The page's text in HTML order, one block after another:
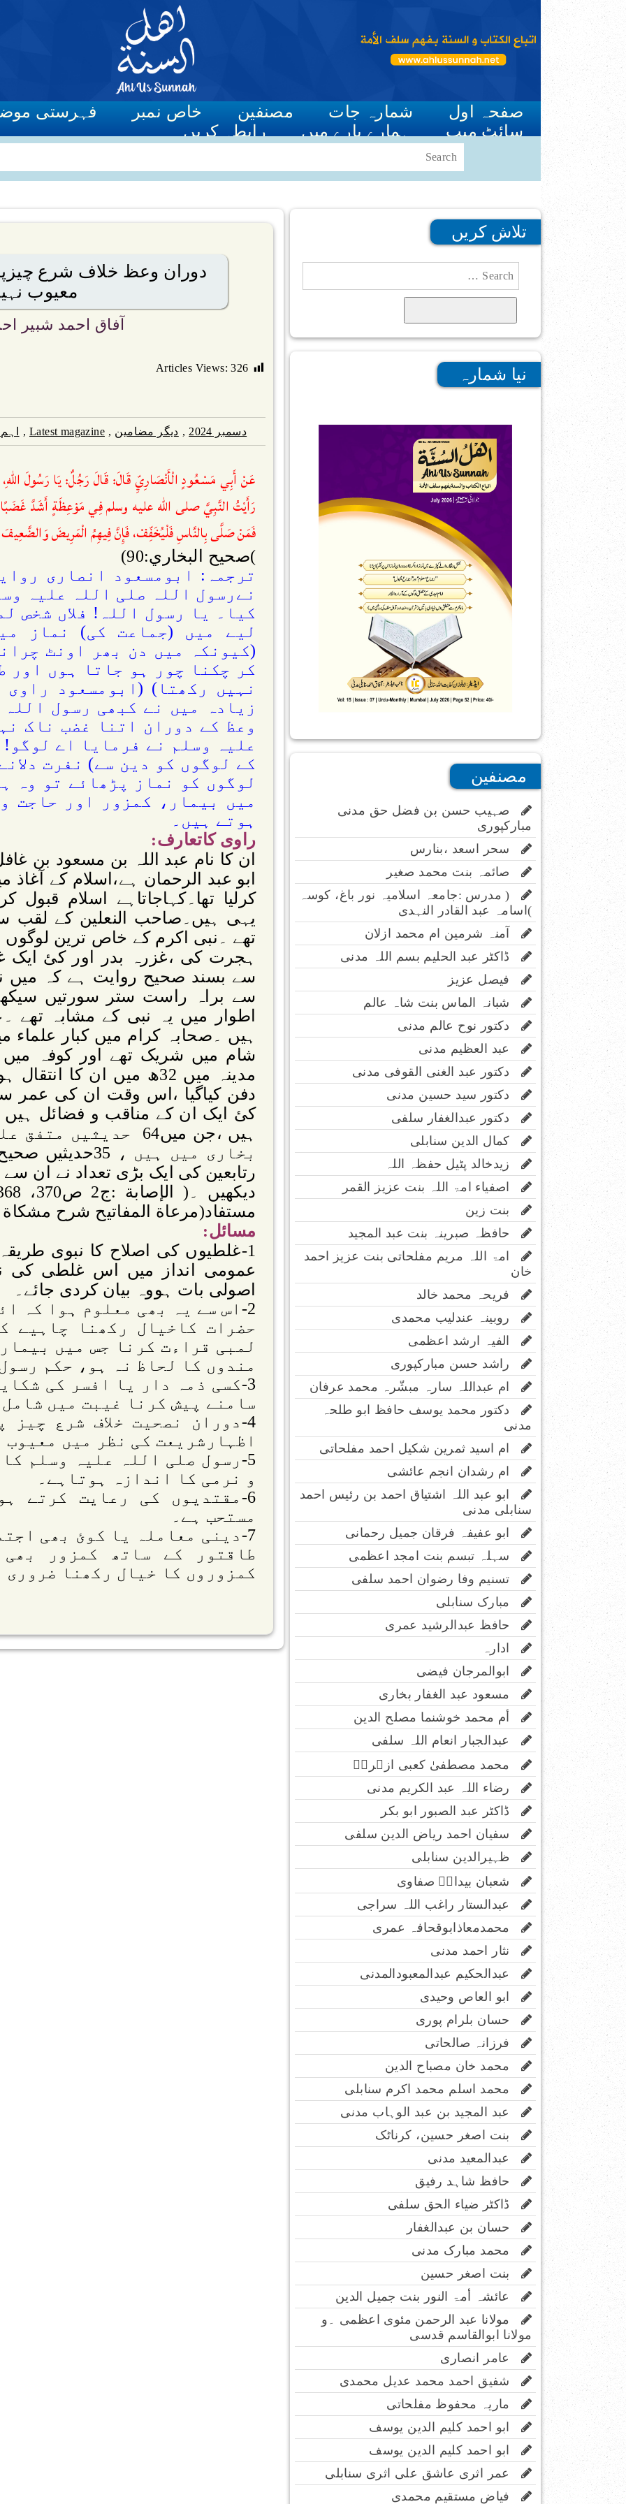
صفحہ اول شمارہ جات مصنفین خاص نمبر
فہرستی
سائٹ میپ
ہمارے بارے میں رابطہ کریں
دوران وعظ خلاف شرع
معیوب
آفاق احمد شبیر
دسمبر 2024 , دیگر مضامین ,
Latest magazine
,
عَنْ أَبِي مَسْعُودٍ الْأَنْصَارِيِّ قَالَ: قَالَ رَجُلٌ: يَا رَسُولَ اللهِ،
رَأَيْتُ النَّبِيَّ صلى الله عليه وسلم فِي مَوْعِظَةٍ أَشَدَّ غَضَبًا
فَمَنْ صَلَّى بِالنَّاسِ فَلْيُخَفِّفْ، فَإِنَّ فِيهِمُ الْمَرِيضَ
)صحيح البخاري:90)
ترجمہ: ابومسعود انصاری
نےرسول اللہ صلی اللہ علیہ
کیا۔ یا رسول اللہ! فلاں شخص
لیے میں (جماعت کی) نماز
(کیونکہ میں دن بھر اونٹ
کر چکنا چور ہو جاتا ہوں اور
نہیں رکھتا) (ابومسعود
زیادہ میں نے کبھی رسول
وعظ کے دوران اتنا غضب ناک
علیہ وسلم نے فرمایا اے
کے لوگوں کو دین سے) نفرت
لوگوں کو نماز پڑھائے تو وہ
میں بیمار، کمزور اور حاجت
ہوتے ہیں۔
راوی کاتعارف:
ان کا نام عبد اللہ بن مسعود بن
ابو عبد الرحمان ہے،اسلام کے
کرلیا تھا۔کہاجاتاہے اسلام قبول
یہی ہیں۔صاحب النعلین کے لقب
تھے ۔نبی اکرم کے خاص ترین لوگوں
ہجرت کی ،غزرہ بدر اور کئ
سے بسند صحیح روایت ہے کہ میں
سے براہ راست ستر سورتیں
اطوار میں یہ نبی کے مشابہ
ہیں ۔صحابہ کرام میں کبار علماء
شام میں شریک تھے اور کوفہ
مدینہ میں 32ھ میں ان کا
دفن کیاگیا ،اس وقت ان کی عمر
بخاری میں ہیں ،
رتابعین کی ایک بڑی تعداد نے ان
مستفاد(مرعاة المفاتيح شرح مشكاة
مسائل:
1-غلطیوں کی اصلاح کا نبوی
عمومی انداز میں اس غلطی کی
اصولی بات ہووہ بیان کردی جائے۔
2-اس سے یہ بھی معلوم ہوا کہ
حضرات کاخیال رکھنا چاہیے
لمبی قراءت کرنا جس میں
مندوں کا لحاظ نہ ہو، حکم
3-کسی ذمہ دار یا افسر کی
سامنے پیش کرنا غیبت میں
4-دوران نصحیت خلاف شرع
اظہارشریعت کی نظر میں معیوب
5-رسول صلی اللہ علیہ وسلم
و نرمی کا اندازہ ہوتاہے۔
6-مقتدیوں کی رعایت کرتے
مستحب ہے۔
7-دینی معاملہ یا کوئ بھی
طاقتور کے ساتھ کمزور
کمزوروں کا خیال رکھنا ضروری
Articles Views: 326
تلاش کریں
نیا شمارہ
مصنفین
صہیب حسن بن فضل حق مدنی
مبارکپوری
سحر اسعد ،بنارس
صائمہ بنت محمد صغیر
( مدرس :جامعہ اسلامیہ نور باغ، کوسہ
)اسامہ عبد القادر النہدی
آمنہ شرمین ام محمد ازلان
ڈاکٹر عبد الحلیم بسم اللہ مدنی
فیصل عزیز
شبانہ الماس بنت شاہ عالم
دکتور نوح عالم مدنی
عبد العظیم مدنی
دکتور عبد الغنی القوفی مدنی
دکتور سید حسین مدنی
دکتور عبدالغفار سلفی
کمال الدین سنابلی
زیدخالد پٹیل حفظہ اللہ
اصفیاء امۃ اللہ بنت عزیز القمر
بنت زین
حافظہ صبرینہ بنت عبد المجید
امۃ اللہ مریم مفلحاتی بنت عزیز احمد
خان
فریحہ محمد خالد
روبینہ عندلیب محمدی
الفیہ ارشد اعظمی
راشد حسن مبارکپوری
ام عبداللہ سارہ مبشّرہ محمد عرفان
دکتور محمد یوسف حافظ ابو طلحہ
مدنی
ام اسید ثمرین شکیل احمد مفلحاتی
ام رشدان انجم عائشی
ابو عبد اللہ اشتیاق احمد بن رئیس احمد
سنابلی مدنی
ابو عفیفہ فرقان جمیل رحمانی
سہلہ تبسم بنت امجد اعظمی
تسنیم وفا رضوان احمد سلفی
مبارک سنابلی
حافظ عبدالرشید عمری
ادارہ
ابوالمرجان فیضی
مسعود عبد الغفار بخاری
أم محمد خوشنما مصلح الدین
عبدالجبار انعام اللہ سلفی
محمد مصطفیٰ کعبی ازہریؔ
رضاء اللہ عبد الکریم مدنی
ڈاکٹر عبد الصبور ابو بکر
سفیان احمد ریاض الدین سلفی
ظہیرالدین سنابلی
شعبان بیدارؔ صفاوی
عبدالستار راغب اللہ سراجی
محمدمعاذابوقحافہ عمری
نثار احمد مدنی
عبدالحکیم عبدالمعبودالمدنی
ابو العاص وحیدی
حسان بلرام پوری
فرزانہ صالحاتی
محمد خان مصباح الدین
محمد اسلم محمد اکرم سنابلی
عبد المجید بن عبد الوہاب مدنی
بنت اصغر حسین، کرناٹک
عبدالمعید مدنی
حافظ شاہد رفیق
ڈاکٹر ضیاء الحق سلفی
حسان بن عبدالغفار
محمد مبارک مدنی
بنت اصغر حسین
عائشہ أمۃ النور بنت جمیل الدین
مولانا عبد الرحمن مئوی اعظمی ۔و
مولانا ابوالقاسم قدسی
عامر انصاری
شفیق احمد محمد عدیل محمدی
ماریہ محفوظ مفلحاتی
ابو احمد کلیم الدین یوسف
ابو احمد کلیم الدین یوسف
عمر اثری عاشق علی اثری سنابلی
فیاض مستقیم محمدی